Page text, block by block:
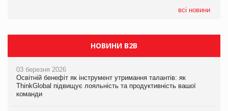
всі новини
НОВИНИ B2B
03 березня 2026
Освітній бенефіт як інструмент утримання талантів: як
ThinkGlobal підвищує лояльність та продуктивність вашої
команди